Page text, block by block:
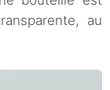
au